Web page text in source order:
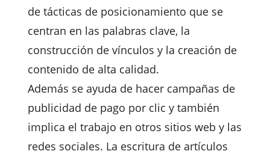
de tácticas de posicionamiento que se
centran en las palabras clave, la
construcción de vínculos y la creación de
contenido de alta calidad.
Además se ayuda de hacer campañas de
publicidad de pago por clic y también
implica el trabajo en otros sitios web y las
redes sociales. La escritura de artículos